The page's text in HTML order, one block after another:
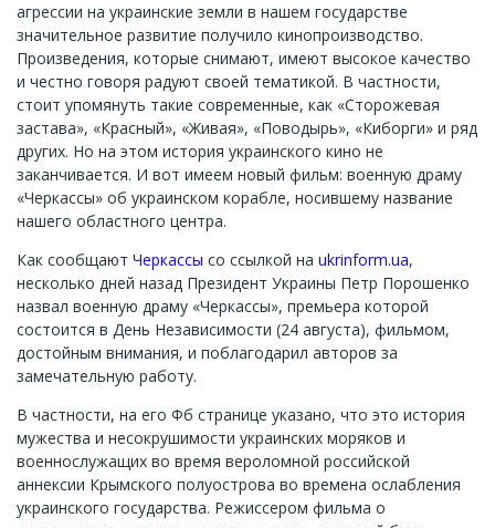
агрессии на украинские земли в нашем государстве
значительное развитие получило кинопроизводство.
Произведения, которые снимают, имеют высокое качество
и честно говоря радуют своей тематикой. В частности,
стоит упомянуть такие современные, как «Сторожевая
застава», «Красный», «Живая», «Поводырь», «Киборги» и ряд
других. Но на этом история украинского кино не
заканчивается. И вот имеем новый фильм: военную драму
«Черкассы» об украинском корабле, носившему название
нашего областного центра.
Как сообщают Черкассы со ссылкой на ukrinform.ua,
несколько дней назад Президент Украины Петр Порошенко
назвал военную драму «Черкассы», премьера которой
состоится в День Независимости (24 августа), фильмом,
достойным внимания, и поблагодарил авторов за
замечательную работу.
В частности, на его Фб странице указано, что это история
мужества и несокрушимости украинских моряков и
военнослужащих во время вероломной российской
аннексии Крымского полуострова во времена ослабления
украинского государства. Режиссером фильма о